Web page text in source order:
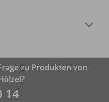
zu Produkten von
14